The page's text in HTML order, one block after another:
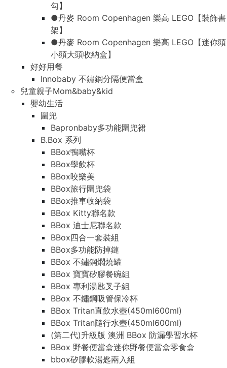
勾】
●丹麥 Room Copenhagen 樂高 LEGO【裝飾書
架】
●丹麥 Room Copenhagen 樂高 LEGO【迷你頭
小頭大頭收納盒】
好好用餐
Innobaby 不鏽鋼分隔便當盒
兒童親子Mom&baby&kid
嬰幼生活
圍兜
Bapronbaby多功能圍兜裙
B.Box 系列
BBox鴨嘴杯
BBox學飲杯
BBox咬樂美
BBox旅行圍兜袋
BBox推車收納袋
BBox Kitty聯名款
BBox 迪士尼聯名款
BBox四合一套裝組
BBox多功能防掉鏈
BBox 不鏽鋼燜燒罐
BBox 寶寶矽膠餐碗組
BBox 專利湯匙叉子組
BBox 不鏽鋼吸管保冷杯
BBox Tritan直飲水壺(450ml600ml)
BBox Tritan隨行水壺(450ml600ml)
(第二代)升級版 澳洲 BBox 防漏學習水杯
BBox 野餐便當盒迷你野餐便當盒零食盒
bbox矽膠軟湯匙兩入組